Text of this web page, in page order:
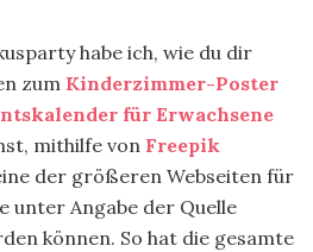
habe ich, wie du dir
zum Kinderzimmer-Poster
für Erwachsene
mithilfe von Freepik
der größeren Webseiten für
unter Angabe der Quelle
können. So hat die gesamte